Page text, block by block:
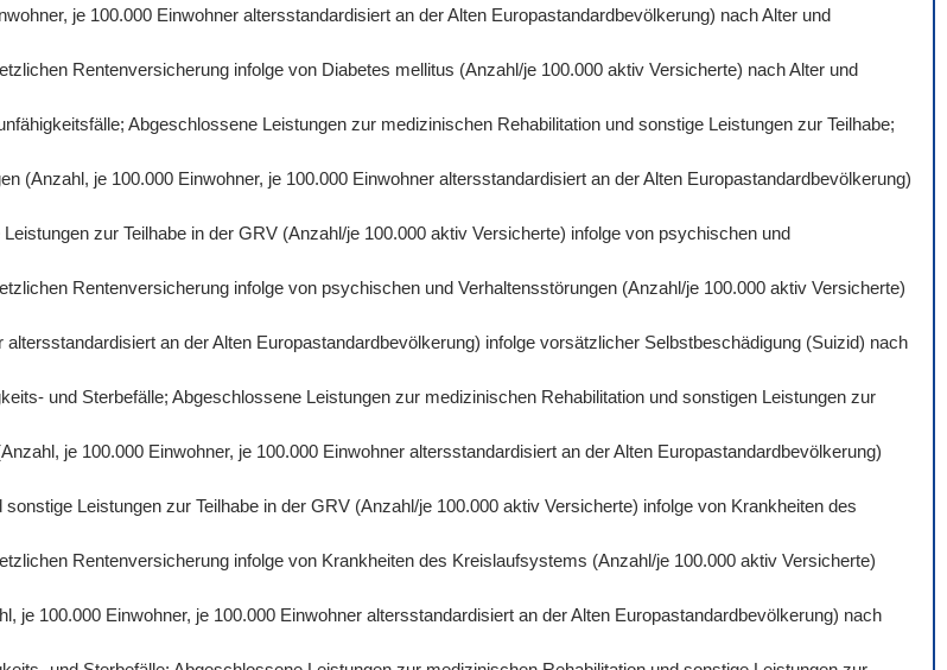
je 100.000 Einwohner altersstandardisiert an der Alten Europastandardbevölkerung) nach Alter und
Rentenversicherung infolge von Diabetes mellitus (Anzahl/je 100.000 aktiv Versicherte) nach Alter und
Abgeschlossene Leistungen zur medizinischen Rehabilitation und sonstige Leistungen zur Teilhabe;
(Anzahl, je 100.000 Einwohner, je 100.000 Einwohner altersstandardisiert an der Alten Europastandardbevölkerung)
zur Teilhabe in der GRV (Anzahl/je 100.000 aktiv Versicherte) infolge von psychischen und
Rentenversicherung infolge von psychischen und Verhaltensstörungen (Anzahl/je 100.000 aktiv Versicherte)
an der Alten Europastandardbevölkerung) infolge vorsätzlicher Selbstbeschädigung (Suizid) nach
und Sterbefälle; Abgeschlossene Leistungen zur medizinischen Rehabilitation und sonstigen Leistungen zur
je 100.000 Einwohner, je 100.000 Einwohner altersstandardisiert an der Alten Europastandardbevölkerung)
Leistungen zur Teilhabe in der GRV (Anzahl/je 100.000 aktiv Versicherte) infolge von Krankheiten des
Rentenversicherung infolge von Krankheiten des Kreislaufsystems (Anzahl/je 100.000 aktiv Versicherte)
100.000 Einwohner, je 100.000 Einwohner altersstandardisiert an der Alten Europastandardbevölkerung) nach